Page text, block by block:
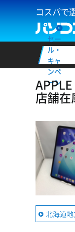
コスパで
セー
ル・
キャ
ンペ
ーン
店舗在
北海道